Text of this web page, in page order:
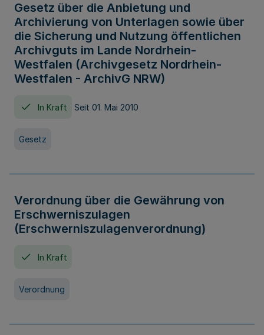
Gesetz über die Anbietung und
Archivierung von Unterlagen sowie über
die Sicherung und Nutzung öffentlichen
Archivguts im Lande Nordrhein-
Westfalen (Archivgesetz Nordrhein-
Westfalen - ArchivG NRW)
In Kraft Seit 01. Mai 2010
Gesetz
Verordnung über die Gewährung von
Erschwerniszulagen
(Erschwerniszulagenverordnung)
In Kraft
Verordnung